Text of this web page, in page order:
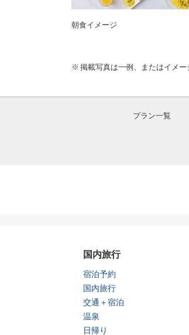
朝食イメージ
掲載写真は一例、またはイメー
プラン一覧
国内旅行
宿泊予約
国内旅行
交通＋宿泊
温泉
日帰り